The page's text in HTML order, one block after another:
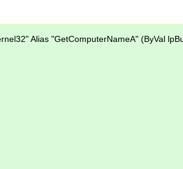
Alias "GetComputerNameA" (ByVal